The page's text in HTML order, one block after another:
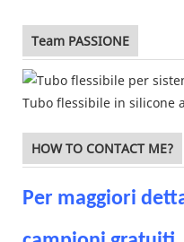
Team PASSIONE
HOW TO CONTACT ME?
Per maggiori